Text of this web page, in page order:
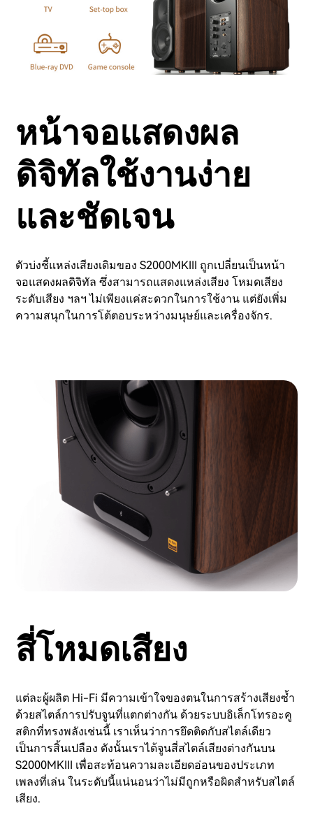
หน้าจอแสดงผล
ดิจิทัลใช้งานง่าย
และชัดเจน
ตัวบ่งชี้แหล่งเสียงเดิมของ S2000MKIII ถูกเปลี่ยนเป็นหน้า
จอแสดงผลดิจิทัล ซึ่งสามารถแสดงแหล่งเสียง โหมดเสียง
ระดับเสียง ฯลฯ ไม่เพียงแค่สะดวกในการใช้งาน แต่ยังเพิ่ม
ความสนุกในการโต้ตอบระหว่างมนุษย์และเครื่องจักร.
สี่โหมดเสียง
แต่ละผู้ผลิต Hi-Fi มีความเข้าใจของตนในการสร้างเสียงซ้ำ
ด้วยสไตล์การปรับจูนที่แตกต่างกัน ด้วยระบบอิเล็กโทรอะคู
สติกที่ทรงพลังเช่นนี้ เราเห็นว่าการยึดติดกับสไตล์เดียว
เป็นการสิ้นเปลือง ดังนั้นเราได้จูนสี่สไตล์เสียงต่างกันบน
S2000MKIII เพื่อสะท้อนความละเอียดอ่อนของประเภท
เพลงที่เล่น ในระดับนี้แน่นอนว่าไม่มีถูกหรือผิดสำหรับสไตล์
เสียง.